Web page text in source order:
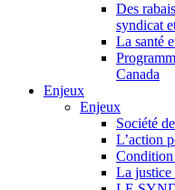
Des
syndicat
La santé
Canada
Enjeux
Enjeux
Société
L’action
Condition
La justice